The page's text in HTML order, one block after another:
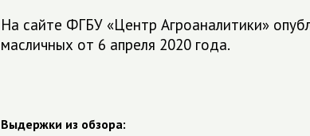
На сайте ФГБУ «Центр Агроаналитики»
масличных от 6 апреля 2020 года.
Выдержки из обзора: